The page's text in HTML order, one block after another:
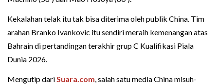
Kekalahan telak itu tak bisa diterima oleh publik China. Tim
arahan Branko Ivankovic itu sendiri meraih kemenangan atas
Bahrain di pertandingan terakhir grup C Kualifikasi Piala
Dunia 2026.
Mengutip dariSuara.com, salah satu media China misuh-